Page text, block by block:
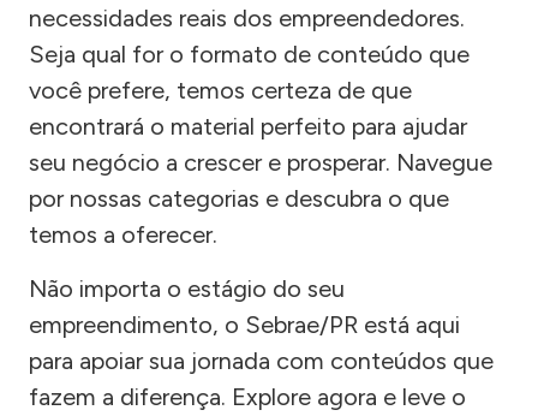
necessidades reais dos empreendedores.
Seja qual for o formato de conteúdo que
você prefere, temos certeza de que
encontrará o material perfeito para ajudar
seu negócio a crescer e prosperar. Navegue
por nossas categorias e descubra o que
temos a oferecer.
Não importa o estágio do seu
empreendimento, o Sebrae/PR está aqui
para apoiar sua jornada com conteúdos que
fazem a diferença. Explore agora e leve o